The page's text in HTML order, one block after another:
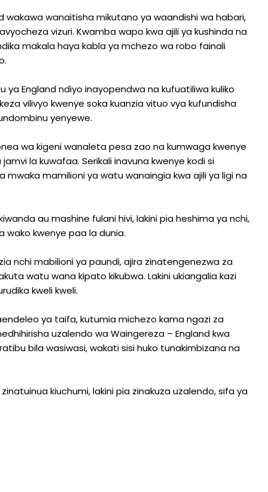
wakawa wanaitisha mikutano ya waandishi wa habari,
vizuri. Kwamba wapo kwa ajili ya kushinda na
makala haya kabla ya mchezo wa robo fainali
ya England ndiyo inayopendwa na kufuatiliwa kuliko
vilivyo kwenye soka kuanzia vituo vya kufundisha
yenyewe.
wa kigeni wanaleta pesa zao na kumwaga kwenye
la kuwafaa. Serikali inavuna kwenye kodi si
mamilioni ya watu wanaingia kwa ajili ya ligi na
au mashine fulani hivi, lakini pia heshima ya nchi,
wako kwenye paa la dunia.
nchi mabilioni ya paundi, ajira zinatengenezwa za
watu wana kipato kikubwa. Lakini ukiangalia kazi
kweli kweli.
ya taifa, kutumia michezo kama ngazi za
uzalendo wa Waingereza – England kwa
bila wasiwasi, wakati sisi huko tunakimbizana na
kiuchumi, lakini pia zinakuza uzalendo, sifa ya